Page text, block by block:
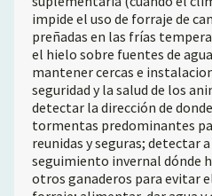
impide el uso de forraje de
preñadas en las frías
el hielo sobre fuentes de
mantener cercas e
seguridad y la salud de los
detectar la dirección de
tormentas predominantes
reunidas y seguras; detectar
seguimiento invernal dónde
otros ganaderos para evitar